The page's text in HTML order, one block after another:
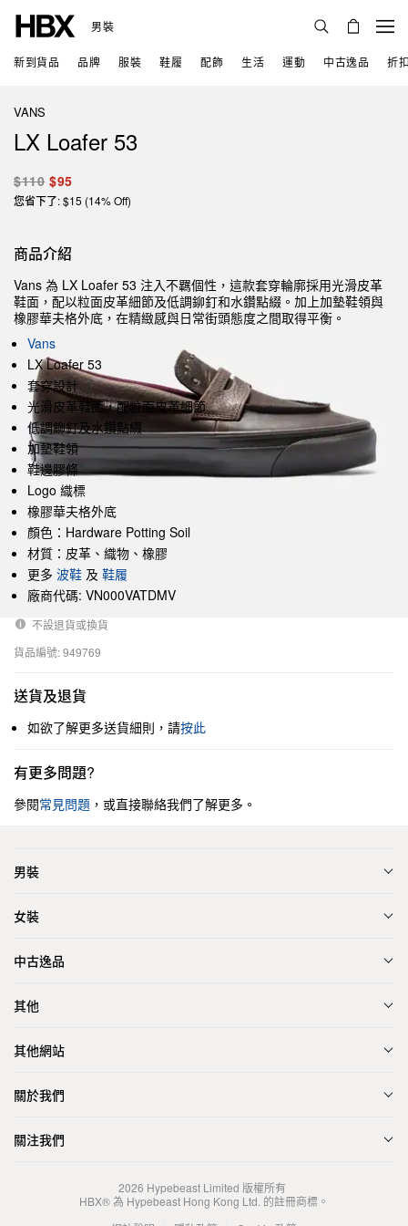
男裝
新到貨品 品牌 服裝 鞋履 配飾 生活 運動 中古逸品 折
VANS
LX Loafer 53
$110 $95
您省下了: $15 (14% Off)
商品介紹
Vans 為 LX Loafer 53 注入不羈個性，這款套穿輪廓採用光滑皮革
鞋面，配以粒面皮革細節及低調鉚釘和水鑽點綴。加上加墊鞋領與
橡膠華夫格外底，在精緻感與日常街頭態度之間取得平衡。
Vans
LX Loafer 53
套穿設計
光滑皮革鞋面，配粒面皮革細節
低調鉚釘及水鑽點綴
加墊鞋領
鞋邊膠條
Logo 織標
橡膠華夫格外底
顏色：Hardware Potting Soil
材質：皮革、織物、橡膠
更多 波鞋 及 鞋履
廠商代碼: VN000VATDMV
不設退貨或換貨
貨品編號: 949769
送貨及退貨
如欲了解更多送貨細則，請按此
有更多問題?
參閱常見問題 ，或直接聯絡我們了解更多。
男裝
女裝
中古逸品
其他
其他網站
關於我們
關注我們
2026 Hypebeast Limited 版權所有
HBX® 為 Hypebeast Hong Kong Ltd. 的註冊商標。